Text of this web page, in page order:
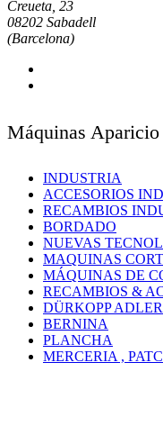
Creueta, 23
08202 Sabadell
(Barcelona)
Máquinas Aparicio
INDUSTRIA
ACCESORIOS
RECAMBIOS
BORDADO
NUEVAS
MAQUINAS
MÁQUINAS DE
RECAMBIOS &
DÜRKOPP ADLER
BERNINA
PLANCHA
MERCERIA ,